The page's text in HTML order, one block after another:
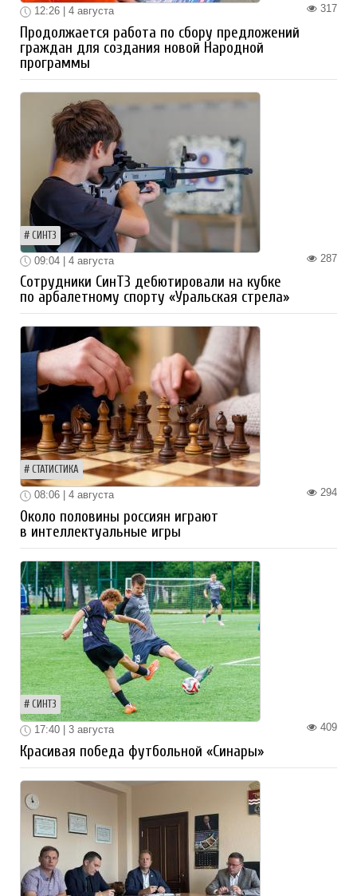
317
12:26 | 4 августа
Продолжается работа по сбору предложений
граждан для создания новой Народной
программы
СИНТЗ
287
09:04 | 4 августа
Сотрудники СинТЗ дебютировали на кубке
по арбалетному спорту «Уральская стрела»
СТАТИСТИКА
294
08:06 | 4 августа
Около половины россиян играют
в интеллектуальные игры
СИНТЗ
409
17:40 | 3 августа
Красивая победа футбольной «Синары»